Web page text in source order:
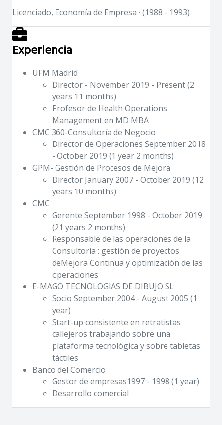
Licenciado, Economía de Empresa · (1988 - 1993)
Experiencia
UFM Madrid
Director - November 2019 - Present (2
years 11 months)
Profesor de Health Operations
Management en MD MBA
CMC 360-Consultoría de Negocio
Director de Operaciones September 2018
- October 2019 (1 year 2 months)
GPM- Gestión de Procesos de Mejora
Director January 2007 - October 2019 (12
years 10 months)
CMC
Gerente September 1998 - October 2019
(21 years 2 months)
Responsable de las operaciones de la
Consultoría : gestión de proyectos
deMejora Continua y optimización de las
operaciones
E-MAGO TECNOLOGIAS DE DIBUJO SL
Socio September 2004 - August 2005 (1
year)
Start-up consistente en retratistas
callejeros trabajando sobre una
plataforma tecnológica y sobre tabletas
táctiles
Banco del Comercio
Gestor de empresas1997 - 1998 (1 year)
Desarrollo comercial